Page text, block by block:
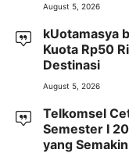
August 5, 2026
kUotamasya
Kuota Rp50
Destinasi
August 5, 2026
Telkomsel
Semester I
yang